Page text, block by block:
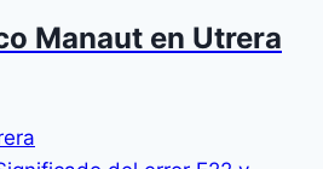
Manaut en Utrera